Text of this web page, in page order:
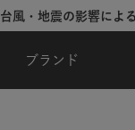
台風・地震の影響によ
ブランド